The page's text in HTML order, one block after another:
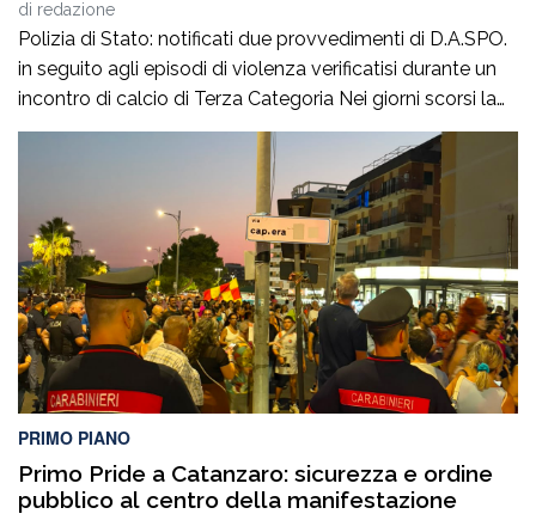
Terza Categoria
di redazione
Polizia di Stato: notificati due provvedimenti di D.A.SPO.
in seguito agli episodi di violenza verificatisi durante un
incontro di calcio di Terza Categoria Nei giorni scorsi la
Polizia di Stato ha notificato due provvedimenti di
Divieto di Accesso alle Manifestazioni Sportive
(D.A.SPO.), emessi dalla Questura di Reggio Calabria alla
fine del mese di luglio, nei […]
PRIMO PIANO
Primo Pride a Catanzaro: sicurezza e ordine
pubblico al centro della manifestazione